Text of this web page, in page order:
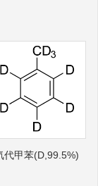
代甲苯(D,99.5%)